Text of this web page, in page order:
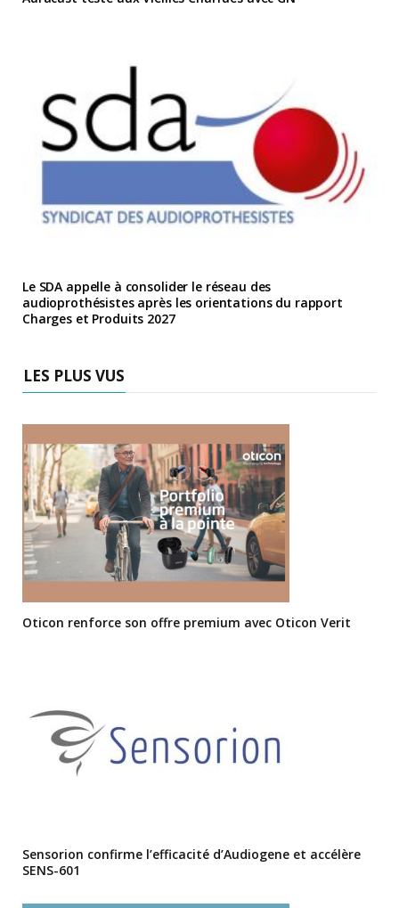
Le SDA appelle à consolider le réseau des
audioprothésistes après les orientations du rapport
Charges et Produits 2027
LES PLUS VUS
Oticon renforce son offre premium avec Oticon Verit
Sensorion confirme l’efficacité d’Audiogene et accélère
SENS-601